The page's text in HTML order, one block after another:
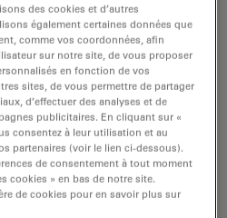
POL a un grossissement de
de 0,8mm. Pour une
matériel en
objectif fileté M25 ayant une
0,26 mm et un NC (numéro
des cookies et d’autres
également certaines données que
comme vos coordonnées, afin
sur notre site, de vous proposer
en fonction de vos
sites, de vous permettre de partager
d’effectuer des analyses et de
publicitaires. En cliquant sur «
consentez à leur utilisation et au
partenaires (voir le lien ci-dessous).
de consentement à tout moment
cookies » en bas de notre site.
de cookies pour en savoir plus sur